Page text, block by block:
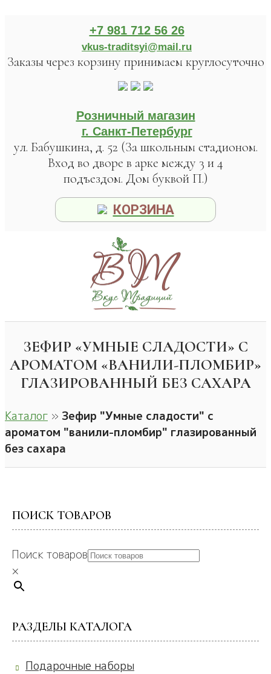
+7 981 712 56 26
vkus-traditsyi@mail.ru
Заказы через корзину принимаем круглосуточно
Розничный магазин
г. Санкт-Петербург
ул. Бабушкина, д. 52 (За школьным стадионом.
Вход во дворе в арке между 3 и 4
подъездом. Дом буквой П.)
КОРЗИНА
ЗЕФИР «УМНЫЕ СЛАДОСТИ» С
АРОМАТОМ «ВАНИЛИ-ПЛОМБИР»
ГЛАЗИРОВАННЫЙ БЕЗ САХАРА
Каталог » Зефир "Умные сладости" с
ароматом "ванили-пломбир" глазированный
без сахара
ПОИСК ТОВАРОВ
Поиск товаров
×
РАЗДЕЛЫ КАТАЛОГА
Подарочные наборы